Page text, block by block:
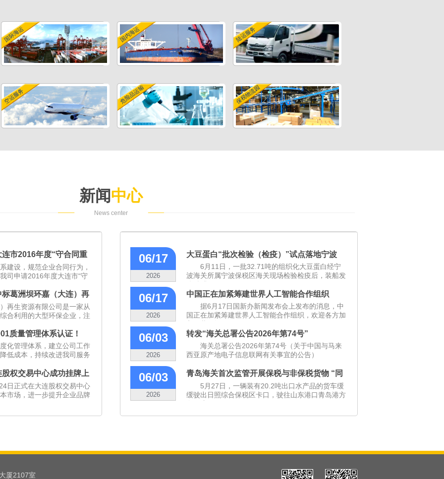
国际海运 国内海运 陆运服务
空运服务 危险品运输 保税物流园
新闻中心
News center
市2016年度“守合同重
建设，规范企业合同行为，
司申请2016年度大连市“守
葛洲坝环嘉（大连）再
输项目！
再生资源有限公司是一家从
合利用的大型环保企业，注
质量管理体系认证！
化管理体系，建立公司工作
低成本，持续改进我司服务
权交易中心成功挂牌上
日正式在大连股权交易中心
市场，进一步提升企业品牌
06/17
2026
大豆蛋白“批次检验（检疫）”试点落地宁波
6月11日，一批32.71吨的组织化大豆蛋白经宁
波海关所属宁波保税区海关现场检验检疫后，装船发
往希腊...
06/17
2026
中国正在加紧筹建世界人工智能合作组织
据6月17日国新办新闻发布会上发布的消息，中
国正在加紧筹建世界人工智能合作组织，欢迎各方加
入，共促智...
06/03
2026
转发“海关总署公告2026年第74号”
海关总署公告2026年第74号（关于中国与马来
西亚原产地电子信息联网有关事宜的公告）
06/03
2026
青岛海关首次监管开展保税与非保税货物 “同
车集拼、一次出区”业务
5月27日，一辆装有20.2吨出口水产品的货车缓
缓驶出日照综合保税区卡口，驶往山东港口青岛港方
向。这...
厦2107室